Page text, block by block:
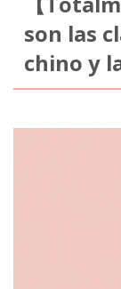
son las
chino y